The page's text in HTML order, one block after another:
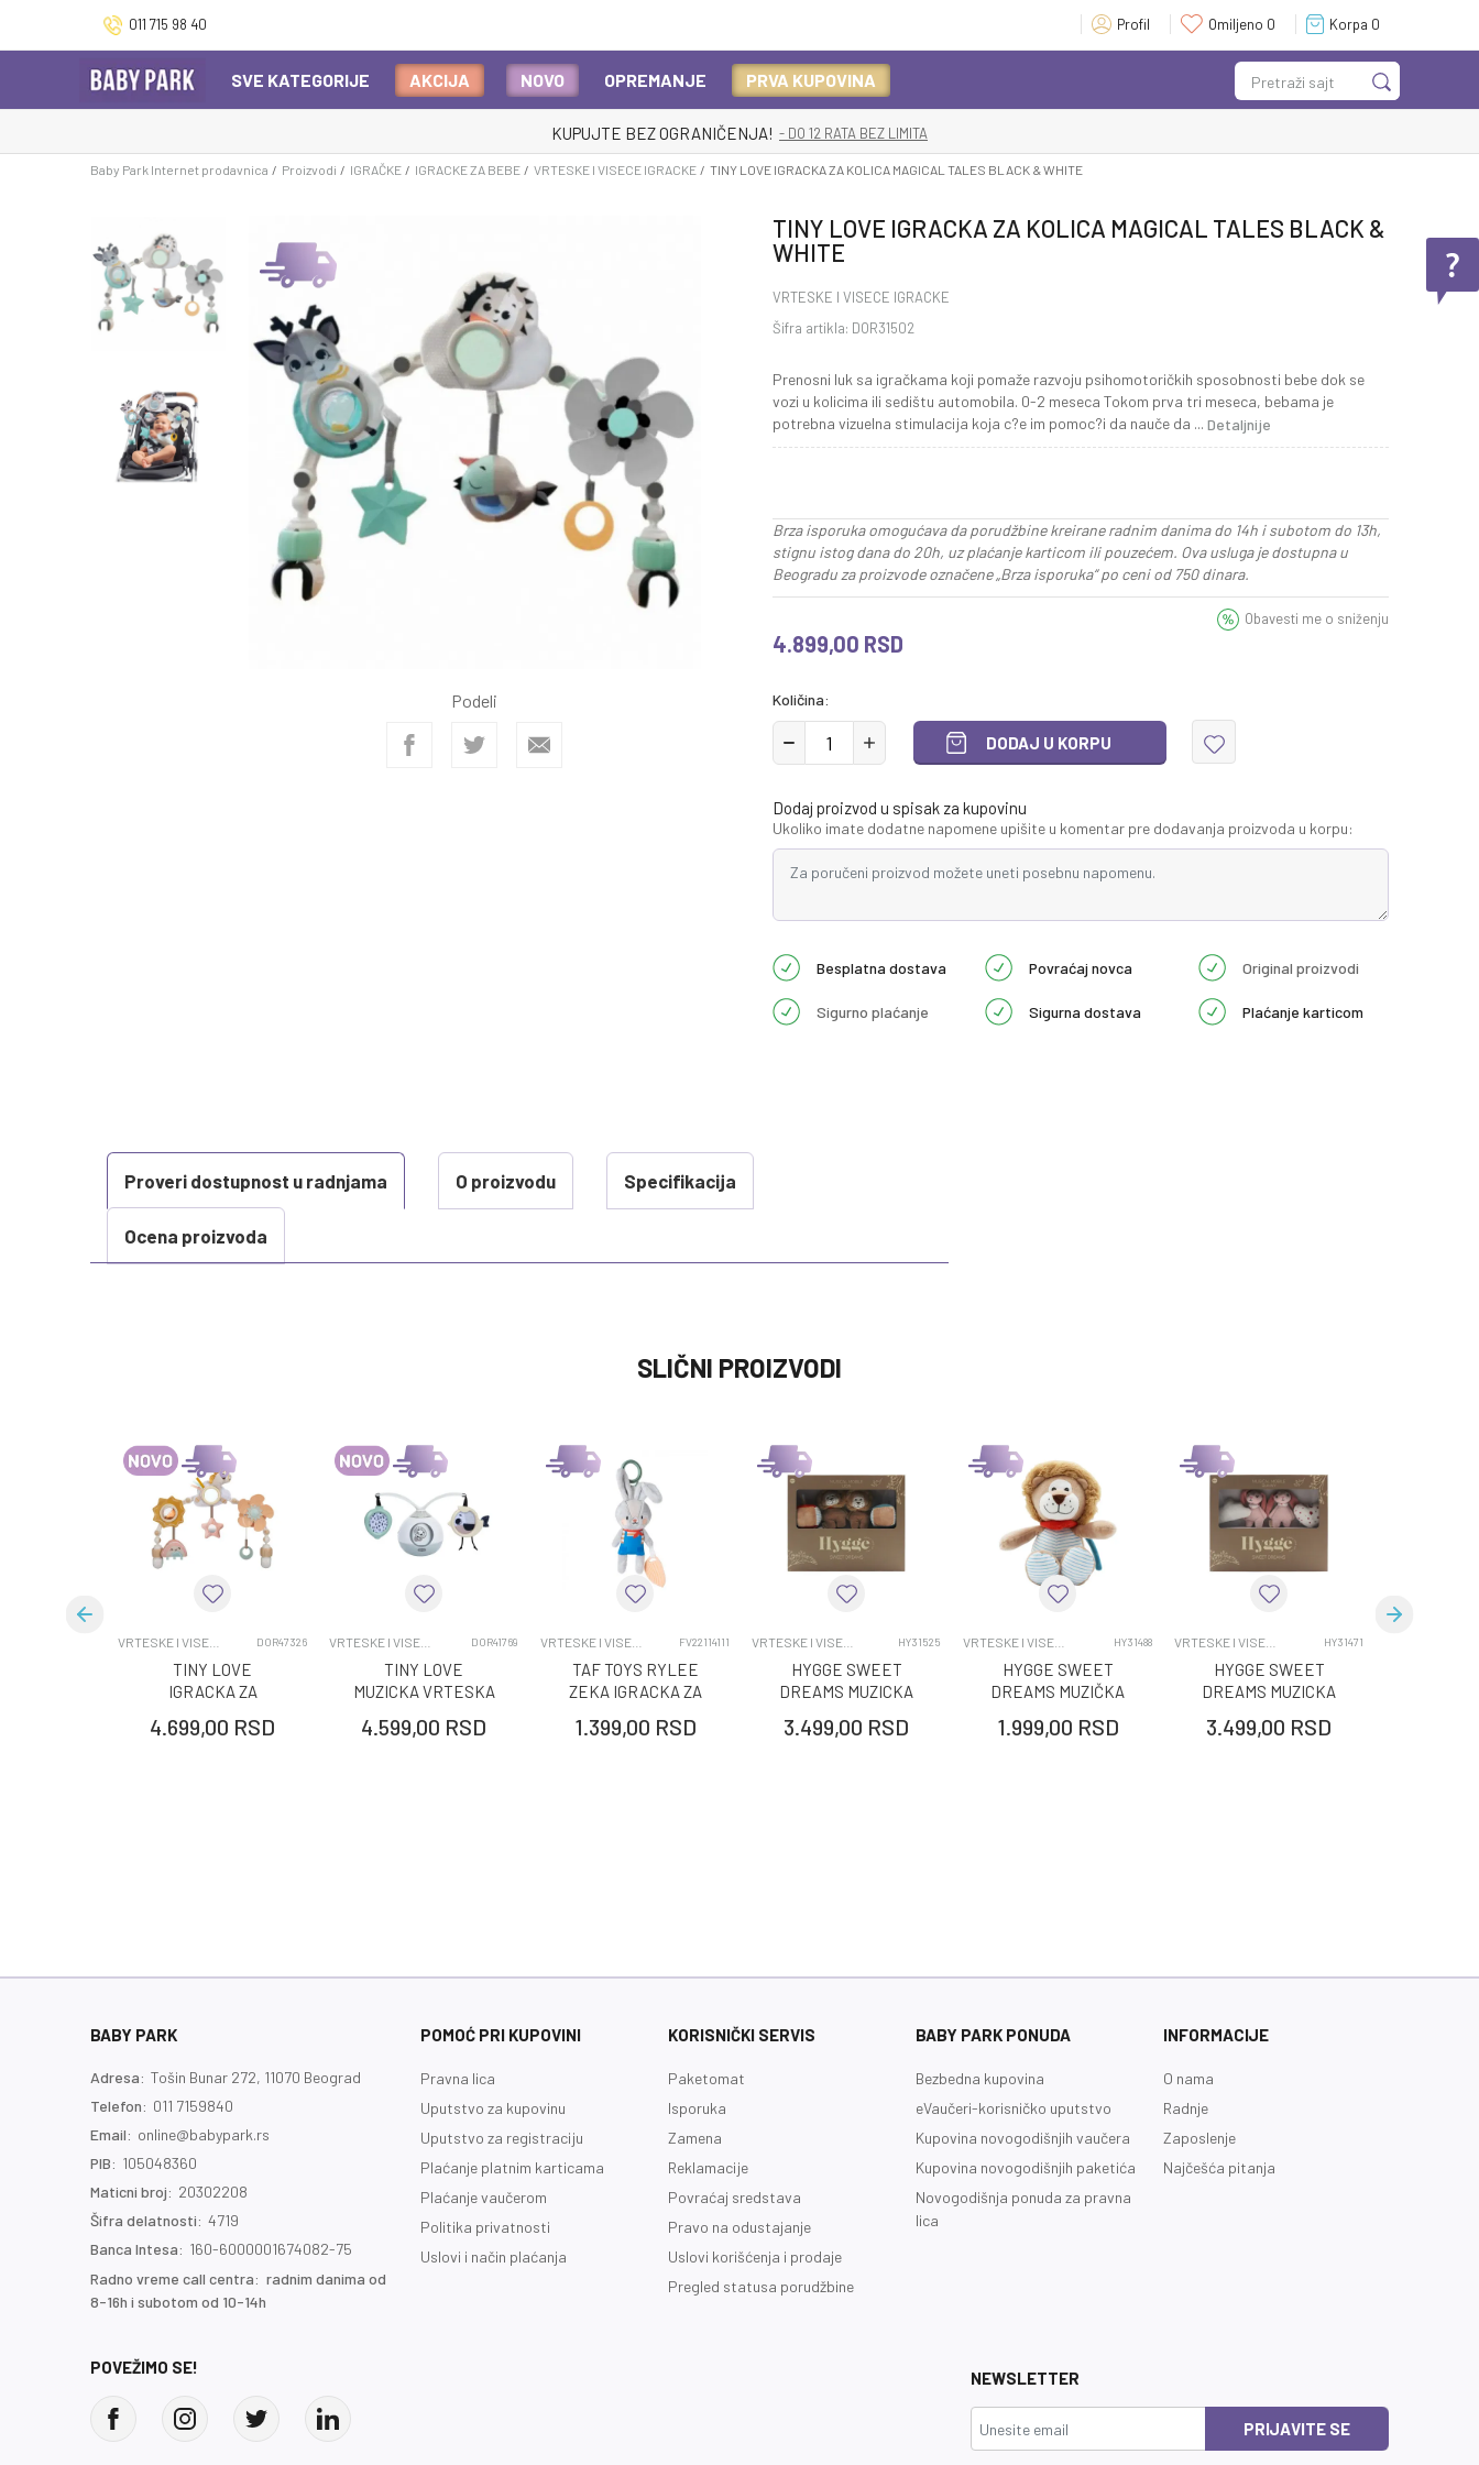
011 715 98 40 Profil Omiljeno 0 Korpa 0
Pretraži sajt
SVE KATEGORIJE AKCIJA NOVO OPREMANJE PRVA KUPOVINA
KUPUJTE BEZ OGRANIČENJA! - DO 12 RATA BEZ LIMITA
Baby Park Internet prodavnica Proizvodi IGRAČKE IGRACKE ZA BEBE VRTESKE I VISECE IGRACKE TINY LOVE IGRACKA ZA KOLICA MAGICAL TALES BLACK & WHITE
Podeli
TINY LOVE IGRACKA ZA KOLICA MAGICAL TALES BLACK &
WHITE
VRTESKE I VISECE IGRACKE
Šifra artikla: DOR31502
Prenosni luk sa igračkama koji pomaže razvoju psihomotoričkih sposobnosti bebe dok se
vozi u kolicima ili sedištu automobila. 0-2 meseca Tokom prva tri meseca, bebama je
potrebna vizuelna stimulacija koja c?e im pomoc?i da nauče da ... Detaljnije
Brza isporuka omogućava da porudžbine kreirane radnim danima do 14h i subotom do 13h,
stignu istog dana do 20h, uz plaćanje karticom ili pouzećem. Ova usluga je dostupna u
Beogradu za proizvode označene „Brza isporuka“ po ceni od 750 dinara.
4.899,00 RSD
Obavesti me o sniženju
Količina:
DODAJ U KORPU
Dodaj proizvod u spisak za kupovinu
Ukoliko imate dodatne napomene upišite u komentar pre dodavanja proizvoda u korpu:
Besplatna dostava Povraćaj novca Original proizvodi
Sigurno plaćanje Sigurna dostava Plaćanje karticom
Proveri dostupnost u radnjama O proizvodu Specifikacija
Ocena proizvoda
VRTESKE I VISECE IGRACKE
Kategorija VRTESKE I VISECE IGRACKE
SLIČNI PROIZVODI
DOR47326
TINY LOVE
IGRACKA ZA
4.699,00 RSD
DOR41769
TINY LOVE
MUZICKA VRTESKA
BLACK&WHITE
4.599,00 RSD
FV22114111
TAF TOYS RYLEE
ZEKA IGRACKA ZA
1.399,00 RSD
HY31525
HYGGE SWEET
DREAMS MUZICKA
3.499,00 RSD
HY31488
HYGGE SWEET
DREAMS MUZIČKA
1.999,00 RSD
HY31471
HYGGE SWEET
DREAMS MUZICKA
3.499,00 RSD
BABY PARK
Adresa: Tošin Bunar 272, 11070 Beograd
Telefon: 011 7159840
Email: online@babypark.rs
PIB: 105048360
Maticni broj: 20302208
Šifra delatnosti: 4719
Banca Intesa: 160-6000001674082-75
Radno vreme call centra: radnim danima od
8-16h i subotom od 10-14h
POMOĆ PRI KUPOVINI
Pravna lica
Uputstvo za kupovinu
Uputstvo za registraciju
Plaćanje platnim karticama
Plaćanje vaučerom
Politika privatnosti
Uslovi i način plaćanja
KORISNIČKI SERVIS
Paketomat
Isporuka
Zamena
Reklamacije
Povraćaj sredstava
Pravo na odustajanje
Uslovi korišćenja i prodaje
Pregled statusa porudžbine
BABY PARK PONUDA
Bezbedna kupovina
eVaučeri-korisničko uputstvo
Kupovina novogodišnjih vaučera
Kupovina novogodišnjih paketića
Novogodišnja ponuda za pravna
lica
INFORMACIJE
O nama
Radnje
Zaposlenje
Najčešća pitanja
POVEŽIMO SE!
NEWSLETTER
PRIJAVITE SE